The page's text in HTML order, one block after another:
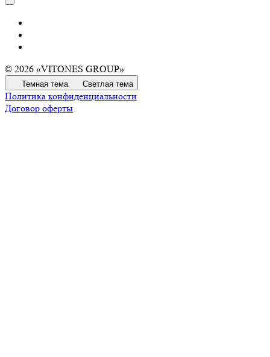
© 2026 «VITONES GROUP»
Темная тема Светлая тема
Политика конфиденциальности
Договор оферты